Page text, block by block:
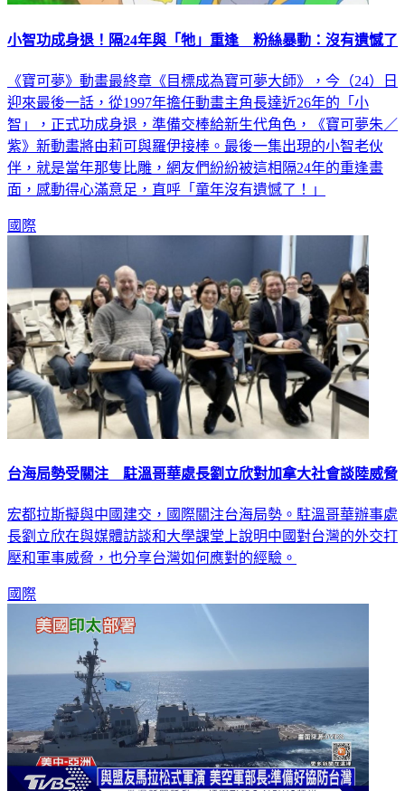
小智功成身退！隔24年與「牠」重逢 粉絲暴動：沒有遺憾了
《寶可夢》動畫最終章《目標成為寶可夢大師》，今（24）日
迎來最後一話，從1997年擔任動畫主角長達近26年的「小
智」，正式功成身退，準備交棒給新生代角色，《寶可夢朱／
紫》新動畫將由莉可與羅伊接棒。最後一集出現的小智老伙
伴，就是當年那隻比雕，網友們紛紛被這相隔24年的重逢畫
面，感動得心滿意足，直呼「童年沒有遺憾了！」
國際
台海局勢受關注 駐溫哥華處長劉立欣對加拿大社會談陸威脅
宏都拉斯擬與中國建交，國際關注台海局勢。駐溫哥華辦事處
長劉立欣在與媒體訪談和大學課堂上說明中國對台灣的外交打
壓和軍事威脅，也分享台灣如何應對的經驗。
國際